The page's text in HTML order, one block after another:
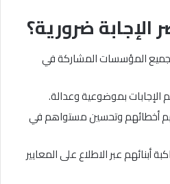
الإجابة ضرورية؟
جميع المؤسسات المشاركة في
بموضوعية وعدالة.
أخطائهم وتحسين مستواهم في
أبنائهم عبر الاطلاع على المعايير